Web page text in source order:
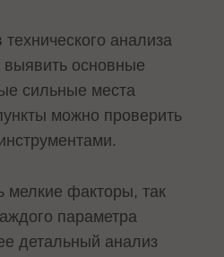
анализа
выявить основные
сильные места
можно проверить
мелкие факторы, так
параметра
детальный анализ